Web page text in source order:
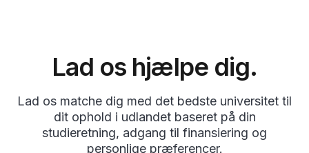
Lad os hjælpe dig.
Lad os matche dig med det bedste universitet til
dit ophold i udlandet baseret på din
studieretning, adgang til finansiering og
personlige præferencer.